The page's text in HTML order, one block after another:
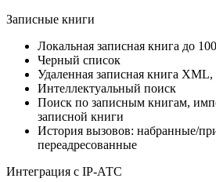
Записные книги
Локальная записная книга до
Черный список
Удаленная записная книга
Интеллектуальный поиск
Поиск по записным книгам,
записной книги
История вызовов: набранные/
переадресованные
Интеграция с IP-АТС